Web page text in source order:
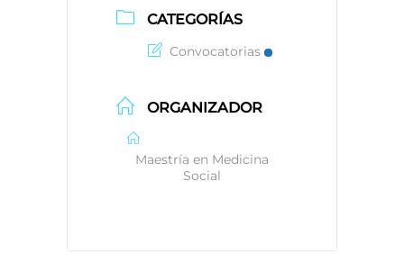
CATEGORÍAS
Convocatorias
ORGANIZADOR
Maestría en Medicina
Social